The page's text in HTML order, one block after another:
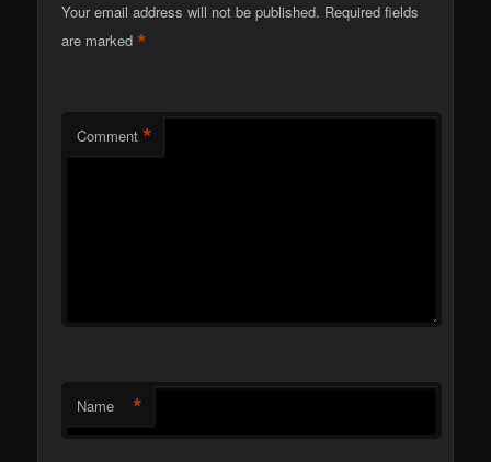
Your email address will not be published. Required fields
are marked*
Comment *
Name *